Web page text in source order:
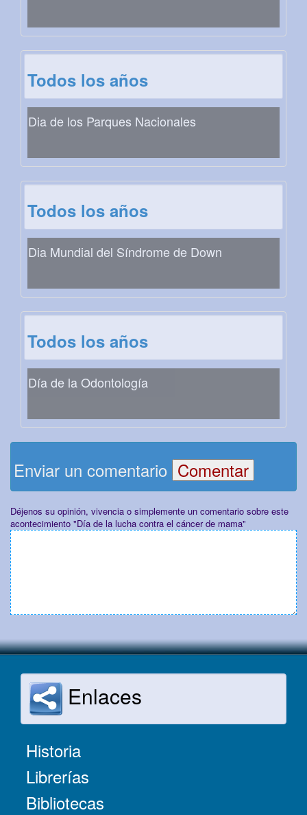
Todos los años
Dia de los Parques Nacionales
Todos los años
Dia Mundial del Síndrome de Down
Todos los años
Día de la Odontología
Enviar un comentario
Déjenos su opinión, vivencia o simplemente un comentario sobre este
acontecimiento "Día de la lucha contra el cáncer de mama"
Enlaces
Historia
Librerías
Bibliotecas